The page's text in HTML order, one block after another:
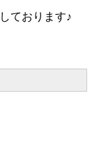
ております♪